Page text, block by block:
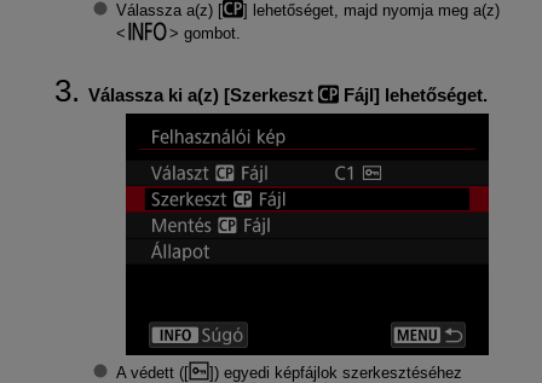
Válassza a(z) [
] lehetőséget, majd nyomja meg a(z)
gombot.
Válassza ki a(z) [Szerkeszt Fájl] lehetőséget.
A védett ([
]) egyedi képfájlok szerkesztéséhez